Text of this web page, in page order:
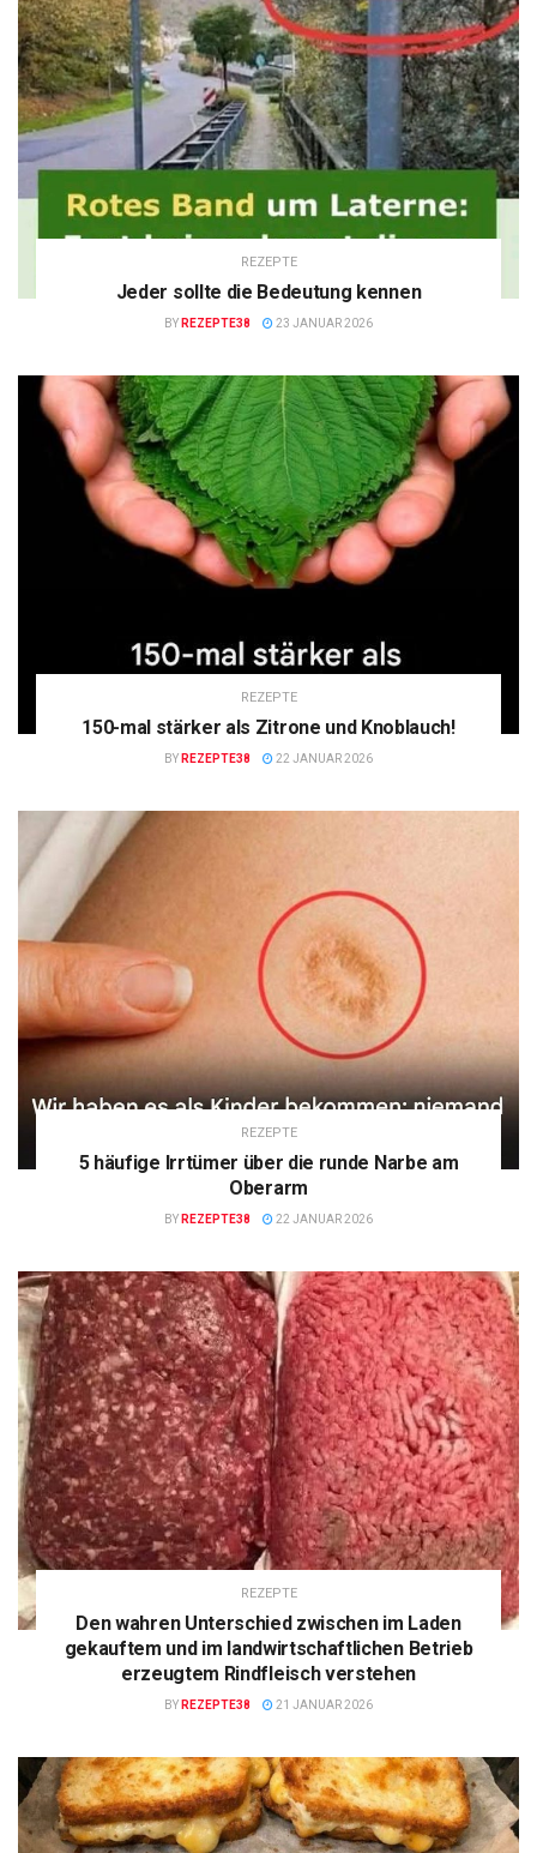
REZEPTE
Jeder sollte die Bedeutung kennen
BY REZEPTE38 23 JANUAR 2026
REZEPTE
150-mal stärker als Zitrone und Knoblauch!
BY REZEPTE38 22 JANUAR 2026
REZEPTE
5 häufige Irrtümer über die runde Narbe am
Oberarm
BY REZEPTE38 22 JANUAR 2026
REZEPTE
Den wahren Unterschied zwischen im Laden
gekauftem und im landwirtschaftlichen Betrieb
erzeugtem Rindfleisch verstehen
BY REZEPTE38 21 JANUAR 2026